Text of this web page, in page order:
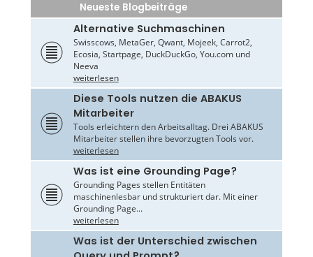
Neueste Blogbeiträge
Alternative Suchmaschinen
Swisscows, MetaGer, Qwant, Mojeek, Carrot2,
Ecosia, Startpage, DuckDuckGo, You.com und
Neeva
weiterlesen
Diese Tools nutzen die ABAKUS
Mitarbeiter
Tools erleichtern den Arbeitsalltag. Drei ABAKUS
Mitarbeiter stellen ihre bevorzugten Tools vor.
weiterlesen
Was ist eine Grounding Page?
Grounding Pages stellen Entitäten
maschinenlesbar und strukturiert dar. Mit einer
Grounding Page...
weiterlesen
Was ist der Unterschied zwischen